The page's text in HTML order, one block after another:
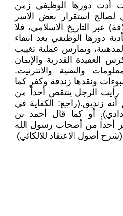
أدت دورها الوظيفي زمن
لصالح استقرار بعض الاسر
عبر التاريخ الاسلامي، فلا
دورها الوظيفي بعد انتفاء
وتمارس عملية تغييب
العقيدة القدرية والإيمان
والتقنية والانترنيت.
ونقدها زندقة وكفر كما
رأيت الرجل ينتقص أحداً من
زنديق.(راجع: الكفاية في
أو كما قال أحمد بن
أحداً من أصحاب رسول الله
أصول الاعتقاد للالكائي)